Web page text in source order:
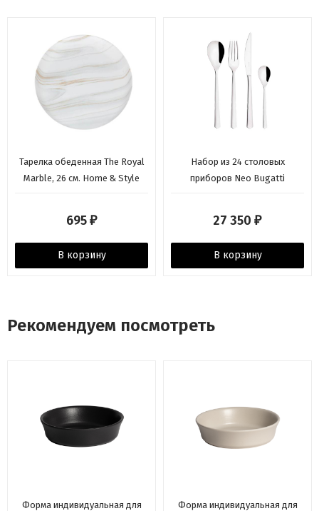
Тарелка обеденная The Royal
Marble, 26 см. Home & Style
695 ₽
В корзину
Набор из 24 столовых
приборов Neo Bugatti
27 350 ₽
В корзину
Рекомендуем посмотреть
Форма индивидуальная для
Форма индивидуальная для